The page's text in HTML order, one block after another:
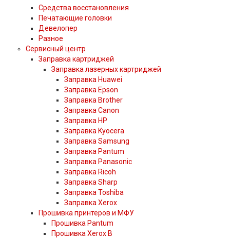
Средства восстановления
Печатающие головки
Девелопер
Разное
Сервисный центр
Заправка картриджей
Заправка лазерных картриджей
Заправка Huawei
Заправка Epson
Заправка Brother
Заправка Canon
Заправка HP
Заправка Kyocera
Заправка Samsung
Заправка Pantum
Заправка Panasonic
Заправка Ricoh
Заправка Sharp
Заправка Toshiba
Заправка Xerox
Прошивка принтеров и МФУ
Прошивка Pantum
Прошивка Xerox B